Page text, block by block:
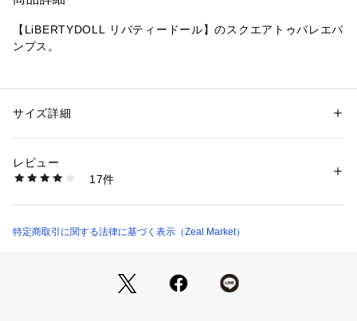
【LiBERTYDOLL リバティードール】のスクエアトゥバレエパ
ンプス。
浅すぎず深すぎずなカッティングでソックスやタイツとも合
で、いつもとは違う一味違った大人っぽいスタイリングが楽し
めます。
さらにかかとにもクッション入り。デザインだけでなく履き
性別：レディース
タグ：バレエシューズ フラットシューズ
生産国：中国
商品番号：
2600000000386
サイズ詳細
レビュー
17件
特定商取引に関する法律に基づく表示（Zeal Market）